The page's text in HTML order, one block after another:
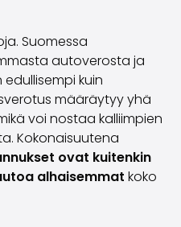
Suomessa
autoverosta ja
kuin
määräytyy yhä
voi nostaa kalliimpien
Kokonaisuutena
ovat kuitenkin
alhaisemmat koko